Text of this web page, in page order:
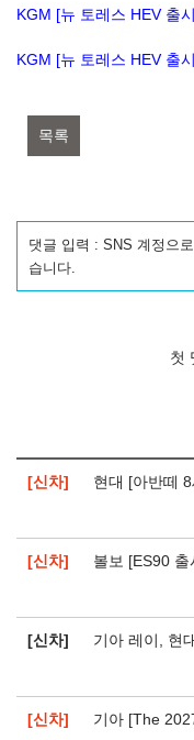
KGM [뉴 토레스 HEV 출
KGM [뉴 토레스 HEV 출
목록
댓글 입력 : SNS 계정으
습니다.
첫
신차
현대 [아반떼
신차
볼보 [ES90 출
신차
기아 레이, 현
신차
기아 [The